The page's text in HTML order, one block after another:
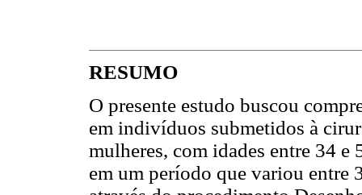
RESUMO
O presente estudo buscou
em indivíduos submetidos à
mulheres, com idades entre 34
em um período que variou entre